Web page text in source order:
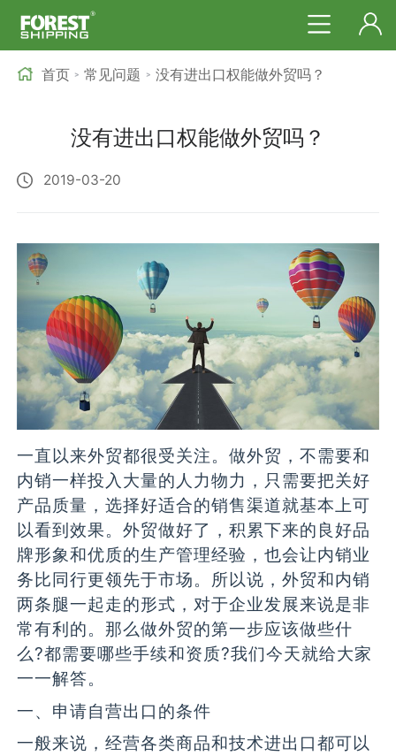
首页 > 常见问题 > 没有进出口权能做外贸吗？
没有进出口权能做外贸吗？
2019-03-20
一直以来外贸都很受关注。做外贸，不需要和
内销一样投入大量的人力物力，只需要把关好
产品质量，选择好适合的销售渠道就基本上可
以看到效果。外贸做好了，积累下来的良好品
牌形象和优质的生产管理经验，也会让内销业
务比同行更领先于市场。所以说，外贸和内销
两条腿一起走的形式，对于企业发展来说是非
常有利的。那么做外贸的第一步应该做些什
么?都需要哪些手续和资质?我们今天就给大家
一一解答。
一、申请自营出口的条件
一般来说，经营各类商品和技术进出口都可以